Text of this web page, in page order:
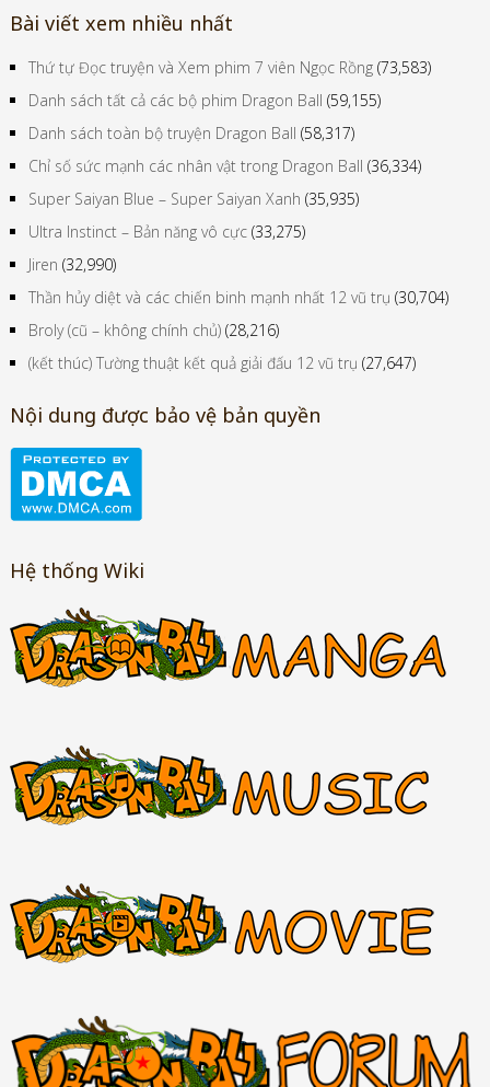
Bài viết xem nhiều nhất
Thứ tự Đọc truyện và Xem phim 7 viên Ngọc Rồng (73,583)
Danh sách tất cả các bộ phim Dragon Ball (59,155)
Danh sách toàn bộ truyện Dragon Ball (58,317)
Chỉ số sức mạnh các nhân vật trong Dragon Ball (36,334)
Super Saiyan Blue – Super Saiyan Xanh (35,935)
Ultra Instinct – Bản năng vô cực (33,275)
Jiren (32,990)
Thần hủy diệt và các chiến binh mạnh nhất 12 vũ trụ (30,704)
Broly (cũ – không chính chủ) (28,216)
(kết thúc) Tường thuật kết quả giải đấu 12 vũ trụ (27,647)
Nội dung được bảo vệ bản quyền
Hệ thống Wiki